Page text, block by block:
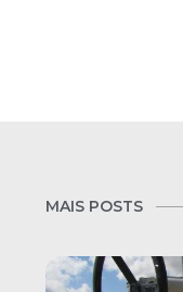
MAIS POSTS